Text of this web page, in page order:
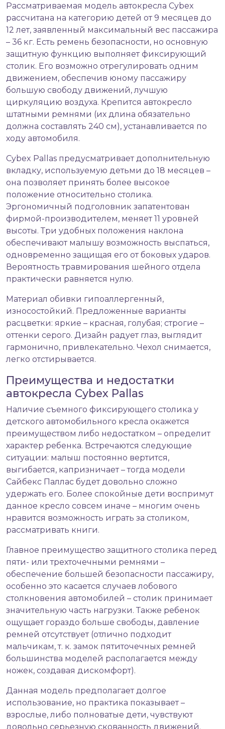
Рассматриваемая модель автокресла Cybex
рассчитана на категорию детей от 9 месяцев до
12 лет, заявленный максимальный вес пассажира
– 36 кг. Есть ремень безопасности, но основную
защитную функцию выполняет фиксирующий
столик. Его возможно отрегулировать одним
движением, обеспечив юному пассажиру
большую свободу движений, лучшую
циркуляцию воздуха. Крепится автокресло
штатными ремнями (их длина обязательно
должна составлять 240 см), устанавливается по
ходу автомобиля.
Cybex Pallas предусматривает дополнительную
вкладку, используемую детьми до 18 месяцев –
она позволяет принять более высокое
положение относительно столика.
Эргономичный подголовник запатентован
фирмой-производителем, меняет 11 уровней
высоты. Три удобных положения наклона
обеспечивают малышу возможность выспаться,
одновременно защищая его от боковых ударов.
Вероятность травмирования шейного отдела
практически равняется нулю.
Материал обивки гипоаллергенный,
износостойкий. Предложенные варианты
расцветки: яркие – красная, голубая; строгие –
оттенки серого. Дизайн радует глаз, выглядит
гармонично, привлекательно. Чехол снимается,
легко отстирывается.
Преимущества и недостатки
автокресла Cybex Pallas
Наличие съемного фиксирующего столика у
детского автомобильного кресла окажется
преимуществом либо недостатком – определит
характер ребенка. Встречаются следующие
ситуации: малыш постоянно вертится,
выгибается, капризничает – тогда модели
Сайбекс Паллас будет довольно сложно
удержать его. Более спокойные дети воспримут
данное кресло совсем иначе – многим очень
нравится возможность играть за столиком,
рассматривать книги.
Главное преимущество защитного столика перед
пяти- или трехточечными ремнями –
обеспечение большей безопасности пассажиру,
особенно это касается случаев лобового
столкновения автомобилей – столик принимает
значительную часть нагрузки. Также ребенок
ощущает гораздо больше свободы, давление
ремней отсутствует (отлично подходит
мальчикам, т. к. замок пятиточечных ремней
большинства моделей располагается между
ножек, создавая дискомфорт).
Данная модель предполагает долгое
использование, но практика показывает –
взрослые, либо полноватые дети, чувствуют
довольно серьезную скованность движений.